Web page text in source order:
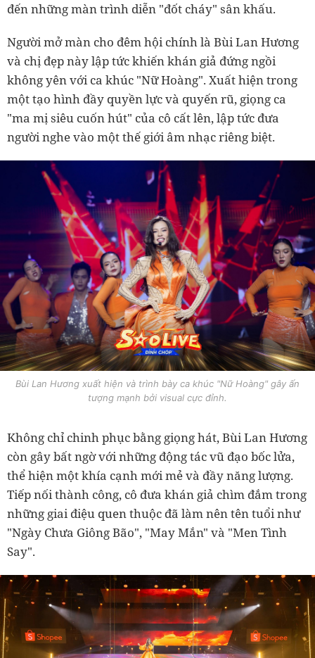
đến những màn trình diễn "đốt cháy" sân khấu.
Người mở màn cho đêm hội chính là Bùi Lan Hương
và chị đẹp này lập tức khiến khán giả đứng ngồi
không yên với ca khúc "Nữ Hoàng". Xuất hiện trong
một tạo hình đầy quyền lực và quyến rũ, giọng ca
"ma mị siêu cuốn hút" của cô cất lên, lập tức đưa
người nghe vào một thế giới âm nhạc riêng biệt.
Bùi Lan Hương xuất hiện và trình bày ca khúc "Nữ Hoàng" gây ấn
tượng mạnh bởi visual cực đỉnh.
Không chỉ chinh phục bằng giọng hát, Bùi Lan Hương
còn gây bất ngờ với những động tác vũ đạo bốc lửa,
thể hiện một khía cạnh mới mẻ và đầy năng lượng.
Tiếp nối thành công, cô đưa khán giả chìm đắm trong
những giai điệu quen thuộc đã làm nên tên tuổi như
"Ngày Chưa Giông Bão", "May Mắn" và "Men Tình
Say".